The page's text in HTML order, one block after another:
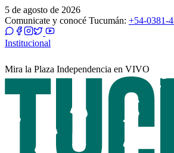
5 de agosto de 2026
Comunicate y conocé Tucumán: +54-0381-
Institucional
Mira la Plaza Independencia en VIVO